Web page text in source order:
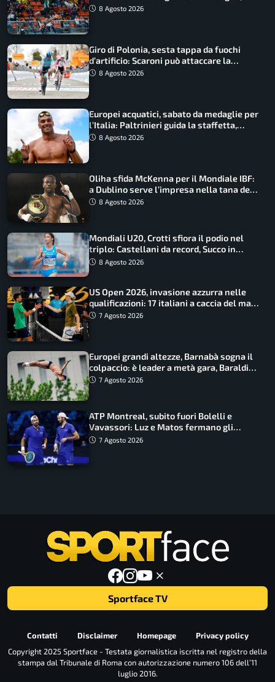
Castellani e Succo in finale
8 Agosto 2026
Giro di Polonia, sesta tappa da fuochi
d’artificio: Scaroni può attaccare la
maglia di Lemmen
8 Agosto 2026
Europei acquatici, sabato da medaglie per
l’Italia: Paltrinieri guida la staffetta,
Barnabà sogna l’oro dalle grandi altezze
8 Agosto 2026
Oliha sfida McKenna per il Mondiale IBF:
a Dublino serve l’impresa nella tana del
lupo8 Agosto 2026
Mondiali U20, Crotti sfiora il podio nel
triplo: Castellani da record, Succo in
finale
8 Agosto 2026
US Open 2026, invasione azzurra nelle
qualificazioni: 17 italiani a caccia del main
draw7 Agosto 2026
Europei grandi altezze, Barnabà sogna il
colpaccio: è leader a metà gara, Baraldi
ancora in corsa
7 Agosto 2026
ATP Montreal, subito fuori Bolelli e
Vavassori: Luz e Matos fermano gli
azzurri
7 Agosto 2026
Sportface TV
Contatti Disclaimer Homepage
Privacy policy
Copyright 2025 Sportface - Testata giornalistica iscritta nel registro della
stampa dal Tribunale di Roma con autorizzazione numero 106 dell’11
luglio 2016.